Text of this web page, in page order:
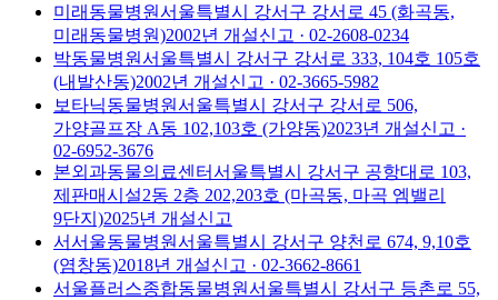
미래동물병원서울특별시 강서구 강서로 45 (화곡동,
미래동물병원)2002년 개설신고 · 02-2608-0234
박동물병원서울특별시 강서구 강서로 333, 104호 105호
(내발산동)2002년 개설신고 · 02-3665-5982
보타닉동물병원서울특별시 강서구 강서로 506,
가양골프장 A동 102,103호 (가양동)2023년 개설신고 ·
02-6952-3676
본외과동물의료센터서울특별시 강서구 공항대로 103,
제판매시설2동 2층 202,203호 (마곡동, 마곡 엠밸리
9단지)2025년 개설신고
서서울동물병원서울특별시 강서구 양천로 674, 9,10호
(염창동)2018년 개설신고 · 02-3662-8661
서울플러스종합동물병원서울특별시 강서구 등촌로 55,